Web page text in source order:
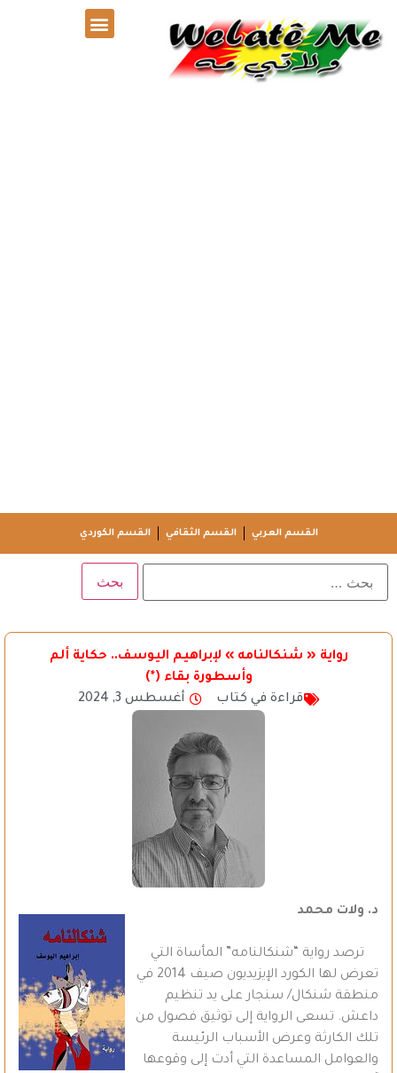
القسم العربي القسم الثقافي القسم الكوردي
رواية « شنكالنامه » لإبراهيم اليوسف.. حكاية ألم
وأسطورة بقاء (*)
قراءة في كتاب
أغسطس 3, 2024
د. ولات محمد
ترصد رواية “شنكالنامه” المأساة التي
تعرض لها الكورد الإيزيديون صيف 2014 في
منطقة شنكال/ سنجار على يد تنظيم
داعش. تسعى الرواية إلى توثيق فصول من
تلك الكارثة وعرض الأسباب الرئيسة
والعوامل المساعدة التي أدت إلى وقوعها